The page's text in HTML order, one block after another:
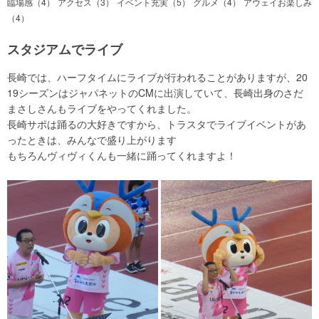
（4）
スタジアムでライブ
長崎では、ハーフタイムにライブが行われることがありますが、20
19シーズンはジャパネットのCMに出演していて、長崎出身のさだ
まさしさんもライブをやってくれました。
長崎サポは踊るの大好きですから、トラスタでライブイベントがあ
ったときは、みんなで盛り上がります
もちろんヴィヴィくんも一緒に踊ってくれますよ！